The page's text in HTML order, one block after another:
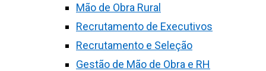
Mão de Obra Rural
Recrutamento de Executivos
Recrutamento e Seleção
Gestão de Mão de Obra e RH